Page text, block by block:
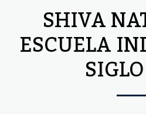
SHIVA
ESCUELA